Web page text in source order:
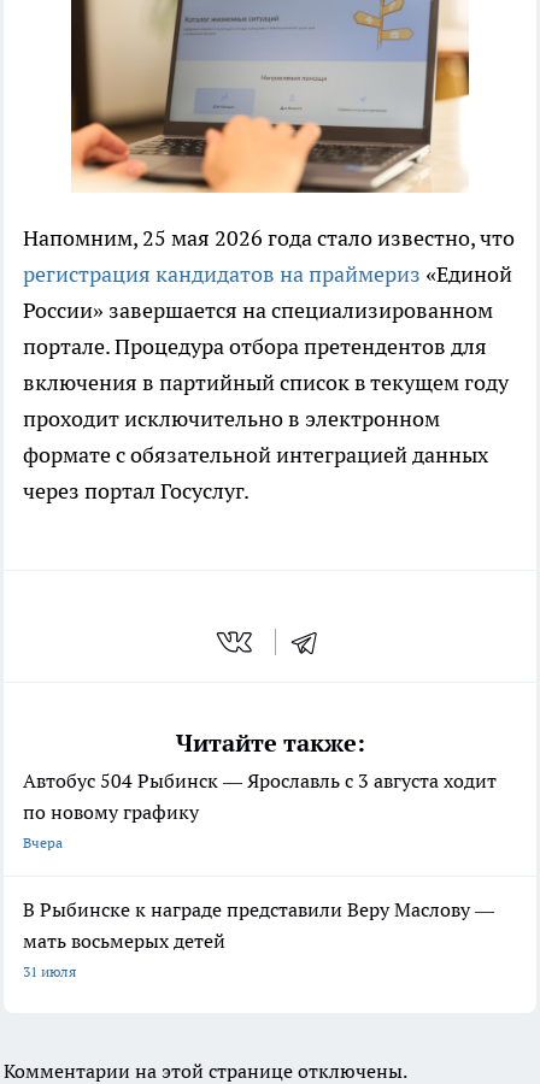
Напомним, 25 мая 2026 года стало известно, что
регистрация кандидатов на праймериз «Единой
России» завершается на специализированном
портале. Процедура отбора претендентов для
включения в партийный список в текущем году
проходит исключительно в электронном
формате с обязательной интеграцией данных
через портал Госуслуг.
Читайте также:
Автобус 504 Рыбинск — Ярославль с 3 августа ходит
по новому графику
Вчера
В Рыбинске к награде представили Веру Маслову —
мать восьмерых детей
31 июля
Комментарии на этой странице отключены.